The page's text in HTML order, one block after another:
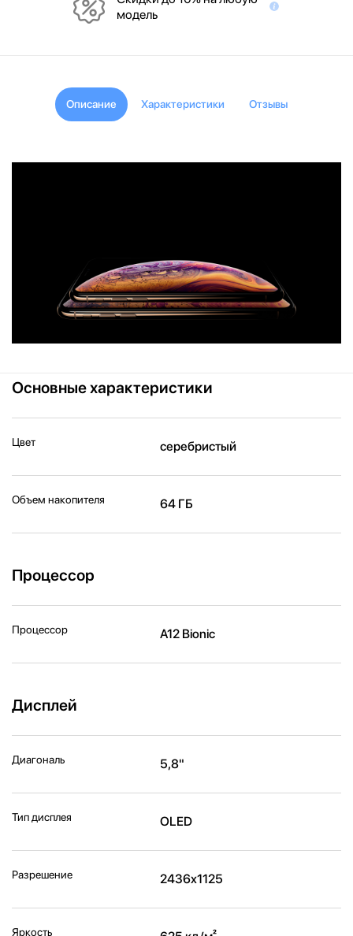
модель
Описание Характеристики Отзывы
Основные характеристики
Цвет серебристый
Объем накопителя 64 ГБ
Процессор
Процессор A12 Bionic
Дисплей
Диагональ 5,8"
Тип дисплея OLED
Разрешение 2436x1125
Яркость